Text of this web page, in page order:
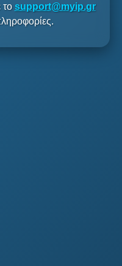
το support@myip.gr